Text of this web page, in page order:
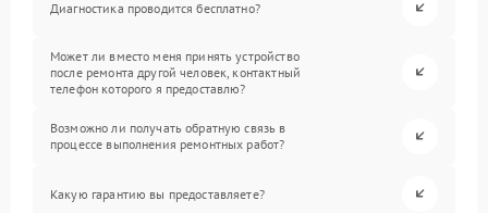
Диагностика проводится бесплатно?
Может ли вместо меня принять устройство
после ремонта другой человек, контактный
телефон которого я предоставлю?
Возможно ли получать обратную связь в
процессе выполнения ремонтных работ?
Какую гарантию вы предоставляете?